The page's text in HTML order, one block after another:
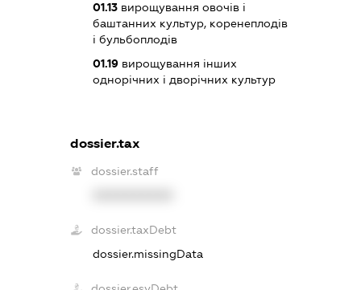
01.13 вирощування овочів і
баштанних культур, коренеплодів
і бульбоплодів
01.19 вирощування інших
однорічних і дворічних культур
dossier.tax
dossier.staff
dossier.taxDebt
dossier.missingData